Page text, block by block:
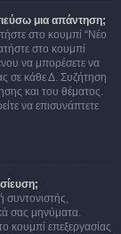
μια απάντηση;
στο κουμπί “Νέο
στο κουμπί
να μπορέσετε να
σε κάθε Δ. Συζήτηση
και του θέματος.
να επισυνάπτετε
συντονιστής,
σας μηνύματα.
κουμπί επεξεργασίας